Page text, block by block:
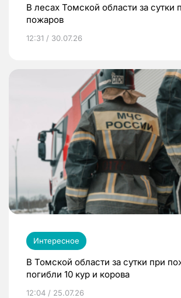
В лесах Томской области за сутки
пожаров
12:31 / 30.07.26
Интересное
В Томской области за сутки при
погибли 10 кур и корова
12:04 / 25.07.26